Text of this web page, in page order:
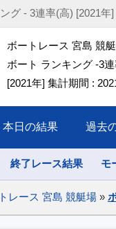
グ - 3連率(高) [2021年
ボートレース 宮島 競
ボート ランキング -3
[2021年] 集計期間 :
本日の結果 過去
終了レース結果 モ
レース 宮島 競艇場 »